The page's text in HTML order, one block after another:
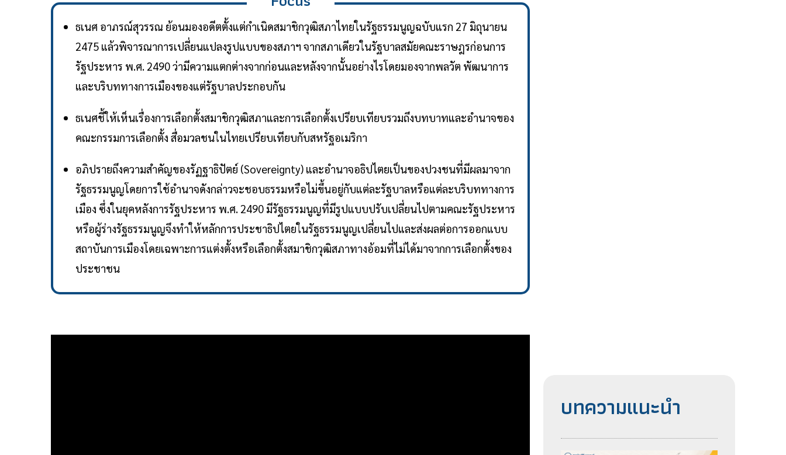
ธเนศ อาภรณ์สุวรรณ ย้อนมองอดีตตั้งแต่กำเนิดสมาชิกวุฒิสภาไทยในรัฐธรรมนูญฉบับแรก 27 มิถุนายน
2475 แล้วพิจารณาการเปลี่ยนแปลงรูปแบบของสภาฯ จากสภาเดียวในรัฐบาลสมัยคณะราษฎรก่อนการ
รัฐประหาร พ.ศ. 2490 ว่ามีความแตกต่างจากก่อนและหลังจากนั้นอย่างไรโดยมองจากพลวัต พัฒนาการ
และบริบททางการเมืองของแต่รัฐบาลประกอบกัน
ธเนศชี้ให้เห็นเรื่องการเลือกตั้งสมาชิกวุฒิสภาและการเลือกตั้งเปรียบเทียบรวมถึงบทบาทและอำนาจของ
คณะกรรมการเลือกตั้ง สื่อมวลชนในไทยเปรียบเทียบกับสหรัฐอเมริกา
อภิปรายถึงความสำคัญของรัฏฐาธิปัตย์ (Sovereignty) และอำนาจอธิปไตยเป็นของปวงชนที่มีผลมาจาก
รัฐธรรมนูญโดยการใช้อำนาจดังกล่าวจะชอบธรรมหรือไม่ขึ้นอยู่กับแต่ละรัฐบาลหรือแต่ละบริบททางการ
เมือง ซึ่งในยุคหลังการรัฐประหาร พ.ศ. 2490 มีรัฐธรรมนูญที่มีรูปแบบปรับเปลี่ยนไปตามคณะรัฐประหาร
หรือผู้ร่างรัฐธรรมนูญจึงทำให้หลักการประชาธิปไตยในรัฐธรรมนูญเปลี่ยนไปและส่งผลต่อการออกแบบ
สถาบันการเมืองโดยเฉพาะการแต่งตั้งหรือเลือกตั้งสมาชิกวุฒิสภาทางอ้อมที่ไม่ได้มาจากการเลือกตั้งของ
ประชาชน
บทความแนะนำ